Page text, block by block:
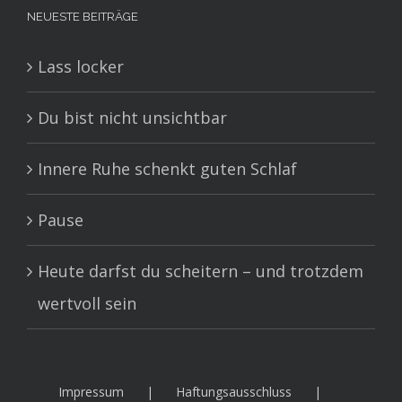
NEUESTE BEITRÄGE
Lass locker
Du bist nicht unsichtbar
Innere Ruhe schenkt guten Schlaf
Pause
Heute darfst du scheitern – und trotzdem
wertvoll sein
Impressum Haftungsausschluss